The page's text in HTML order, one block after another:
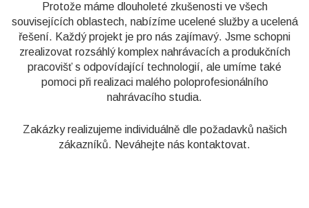
Protože máme dlouholeté zkušenosti ve všech
souvisejících oblastech, nabízíme ucelené služby a ucelená
řešení. Každý projekt je pro nás zajímavý. Jsme schopni
zrealizovat rozsáhlý komplex nahrávacích a produkčních
pracovišť s odpovídající technologií, ale umíme také
pomoci při realizaci malého poloprofesionálního
nahrávacího studia.
Zakázky realizujeme individuálně dle požadavků našich
zákazníků. Neváhejte nás kontaktovat.